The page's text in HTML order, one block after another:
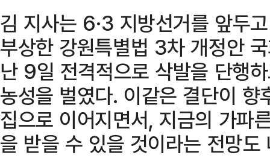
김 지사는 6·3 지방선거를 앞두
부상한 강원특별법 3차 개정안
난 9일 전격적으로 삭발을 단행
농성을 벌였다. 이같은 결단이
집으로 이어지면서, 지금의 가파
을 받을 수 있을 것이라는 전망도